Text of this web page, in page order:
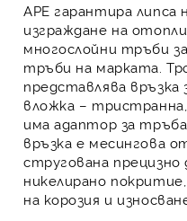
APE гарантира липса
изграждане на
многослойни тръби
тръби на марката.
представлява връзка
вложка –
имаадаптор за
връзка е месингова
стругована
никелирано
на корозия и